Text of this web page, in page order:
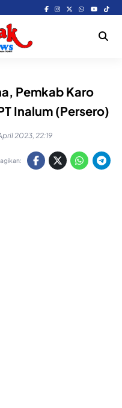
Pemkab Karo
Inalum (Persero)
April 2023, 22:19